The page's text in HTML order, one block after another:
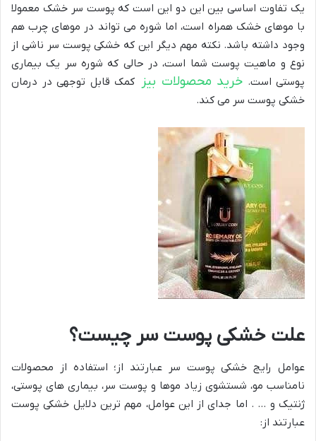
یک تفاوت اساسی بین این دو این است که پوست سر خشک معمولا
با موهای خشک همراه است، اما شوره می تواند در موهای چرب هم
وجود داشته باشد. نکته مهم دیگر این که خشکی پوست سر ناشی از
نوع و ماهیت پوست شما است، در حالی که شوره سر یک بیماری
پوستی است. خرید محصولات بیز
کمک قابل توجهی در درمان
خشکی پوست سر می کند.
علت خشکی پوست سر چیست؟
عوامل رایج خشکی پوست سر عبارتند از؛ استفاده از محصولات
نامناسب مو، شستشوی زیاد موها و پوست سر، بیماری های پوستی،
ژنتیک و … . اما جدای از این عوامل، مهم ترین دلایل خشکی پوست
عبارتند از: